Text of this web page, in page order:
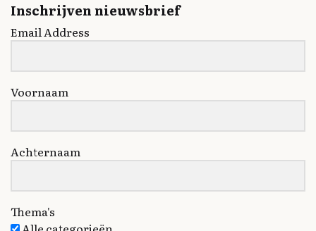
Inschrijven nieuwsbrief
Email Address
Voornaam
Achternaam
Thema's